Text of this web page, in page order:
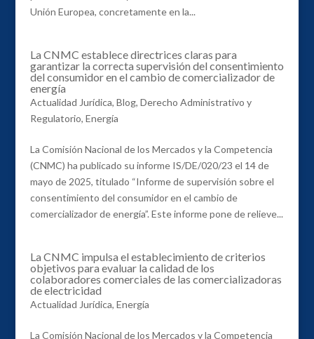
Unión Europea, concretamente en la...
La CNMC establece directrices claras para
garantizar la correcta supervisión del consentimiento
del consumidor en el cambio de comercializador de
energía
Actualidad Jurídica, Blog, Derecho Administrativo y
Regulatorio, Energía
La Comisión Nacional de los Mercados y la Competencia
(CNMC) ha publicado su informe IS/DE/020/23 el 14 de
mayo de 2025, titulado “Informe de supervisión sobre el
consentimiento del consumidor en el cambio de
comercializador de energía”. Este informe pone de relieve...
La CNMC impulsa el establecimiento de criterios
objetivos para evaluar la calidad de los
colaboradores comerciales de las comercializadoras
de electricidad
Actualidad Jurídica, Energía
La Comisión Nacional de los Mercados y la Competencia